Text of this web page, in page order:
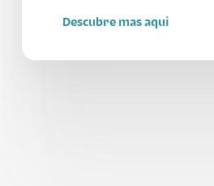
Descubre mas aqui